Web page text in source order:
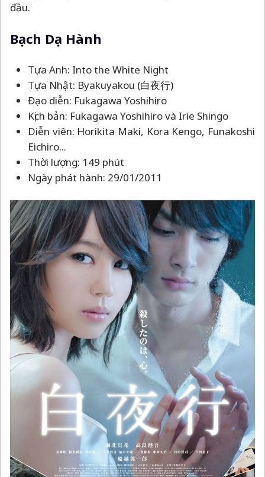
đầu.
Bạch Dạ Hành
Tựa Anh: Into the White Night
Tựa Nhật: Byakuyakou (白夜行)
Đạo diễn: Fukagawa Yoshihiro
Kịch bản: Fukagawa Yoshihiro và Irie Shingo
Diễn viên: Horikita Maki, Kora Kengo, Funakoshi
Eichiro...
Thời lượng: 149 phút
Ngày phát hành: 29/01/2011